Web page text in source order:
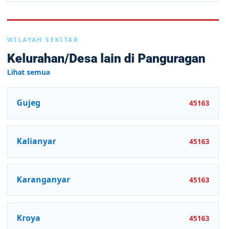
WILAYAH SEKITAR
Kelurahan/Desa lain di Panguragan
Lihat semua
Gujeg 45163
Kalianyar 45163
Karanganyar 45163
Kroya 45163